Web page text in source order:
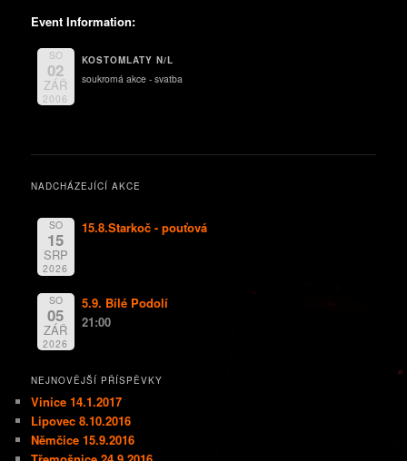
Event Information:
SO
02
ZÁŘ
2006
KOSTOMLATY N/L
soukromá akce - svatba
NADCHÁZEJÍCÍ AKCE
SO
15
SRP
2026
15.8.Starkoč - pouťová
SO
05
ZÁŘ
2026
5.9. Bílé Podolí
21:00
NEJNOVĚJŠÍ PŘÍSPĚVKY
Vinice 14.1.2017
Lipovec 8.10.2016
Němčice 15.9.2016